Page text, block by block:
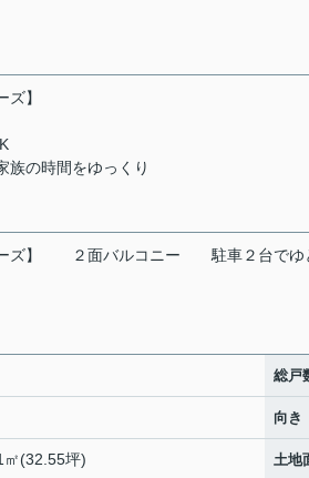
ズ】
族の時間をゆっくり
ズ】 ２面バルコニー 駐車２台で
総戸
向き
㎡(32.55坪) 土地